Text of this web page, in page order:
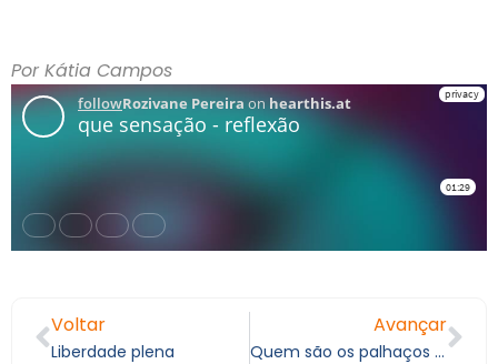
Por Kátia Campos
Voltar
Liberdade plena
Avançar
Quem são os palhaços da história?